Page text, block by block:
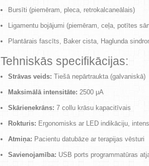
Bursīti (piemēram, pleca, retrokalcaneālais)
Ligamentu bojājumi (piemēram, ceļa, potītes
Plantārais fascīts, Baker cista, Haglunda
Tehniskās specifikācijas:
Strāvas veids: Tiešā nepārtraukta (galvaniskā)
Maksimālā intensitāte: 2500 μA
Skārienekrāns: 7 collu krāsu kapacitīvais
Rokturis: Ergonomisks ar LED indikāciju,
Atmiņa: Pacientu datubāze ar terapijas vēsturi
Savienojamība: USB ports programmatūras